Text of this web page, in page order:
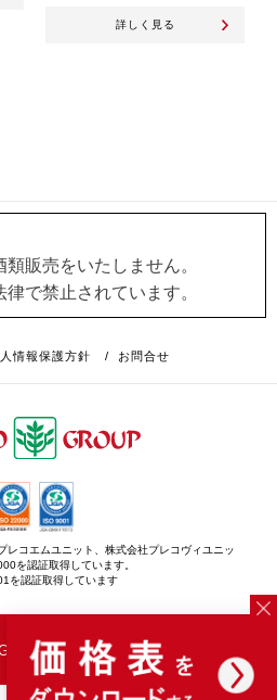
詳しく見る
販売をいたしません。
で禁止されています。
情報保護方針 / お問合せ
コエムユニット、株式会社プレコヴィユニッ
を認証取得しています。
を認証取得しています
TOP